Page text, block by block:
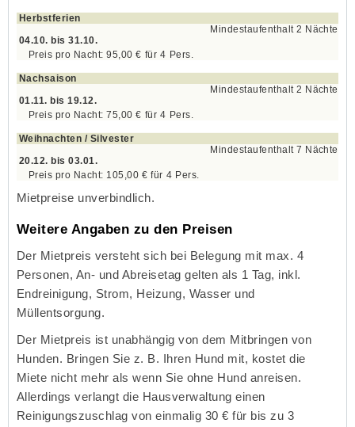
Herbstferien
Mindestaufenthalt 2 Nächte
04.10. bis 31.10.
95,00 € für 4 Pers.
Nachsaison
Mindestaufenthalt 2 Nächte
01.11. bis 19.12.
75,00 € für 4 Pers.
Weihnachten / Silvester
Mindestaufenthalt 7 Nächte
20.12. bis 03.01.
105,00 € für 4 Pers.
Mietpreise unverbindlich.
Weitere Angaben zu den Preisen
Der Mietpreis versteht sich bei Belegung mit max. 4
Personen, An- und Abreisetag gelten als 1 Tag, inkl.
Endreinigung, Strom, Heizung, Wasser und
Müllentsorgung.
Der Mietpreis ist unabhängig von dem Mitbringen von
Hunden. Bringen Sie z. B. Ihren Hund mit, kostet die
Miete nicht mehr als wenn Sie ohne Hund anreisen.
Allerdings verlangt die Hausverwaltung einen
Reinigungszuschlag von einmalig 30 € für bis zu 3